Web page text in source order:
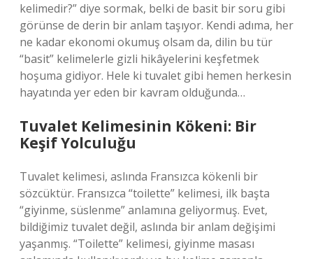
kelimedir?” diye sormak, belki de basit bir soru gibi
görünse de derin bir anlam taşıyor. Kendi adıma, her
ne kadar ekonomi okumuş olsam da, dilin bu tür
“basit” kelimelerle gizli hikâyelerini keşfetmek
hoşuma gidiyor. Hele ki tuvalet gibi hemen herkesin
hayatında yer eden bir kavram olduğunda…
Tuvalet Kelimesinin Kökeni: Bir
Keşif Yolculuğu
Tuvalet kelimesi, aslında Fransızca kökenli bir
sözcüktür. Fransızca “toilette” kelimesi, ilk başta
“giyinme, süslenme” anlamına geliyormuş. Evet,
bildiğimiz tuvalet değil, aslında bir anlam değişimi
yaşanmış. “Toilette” kelimesi, giyinme masası